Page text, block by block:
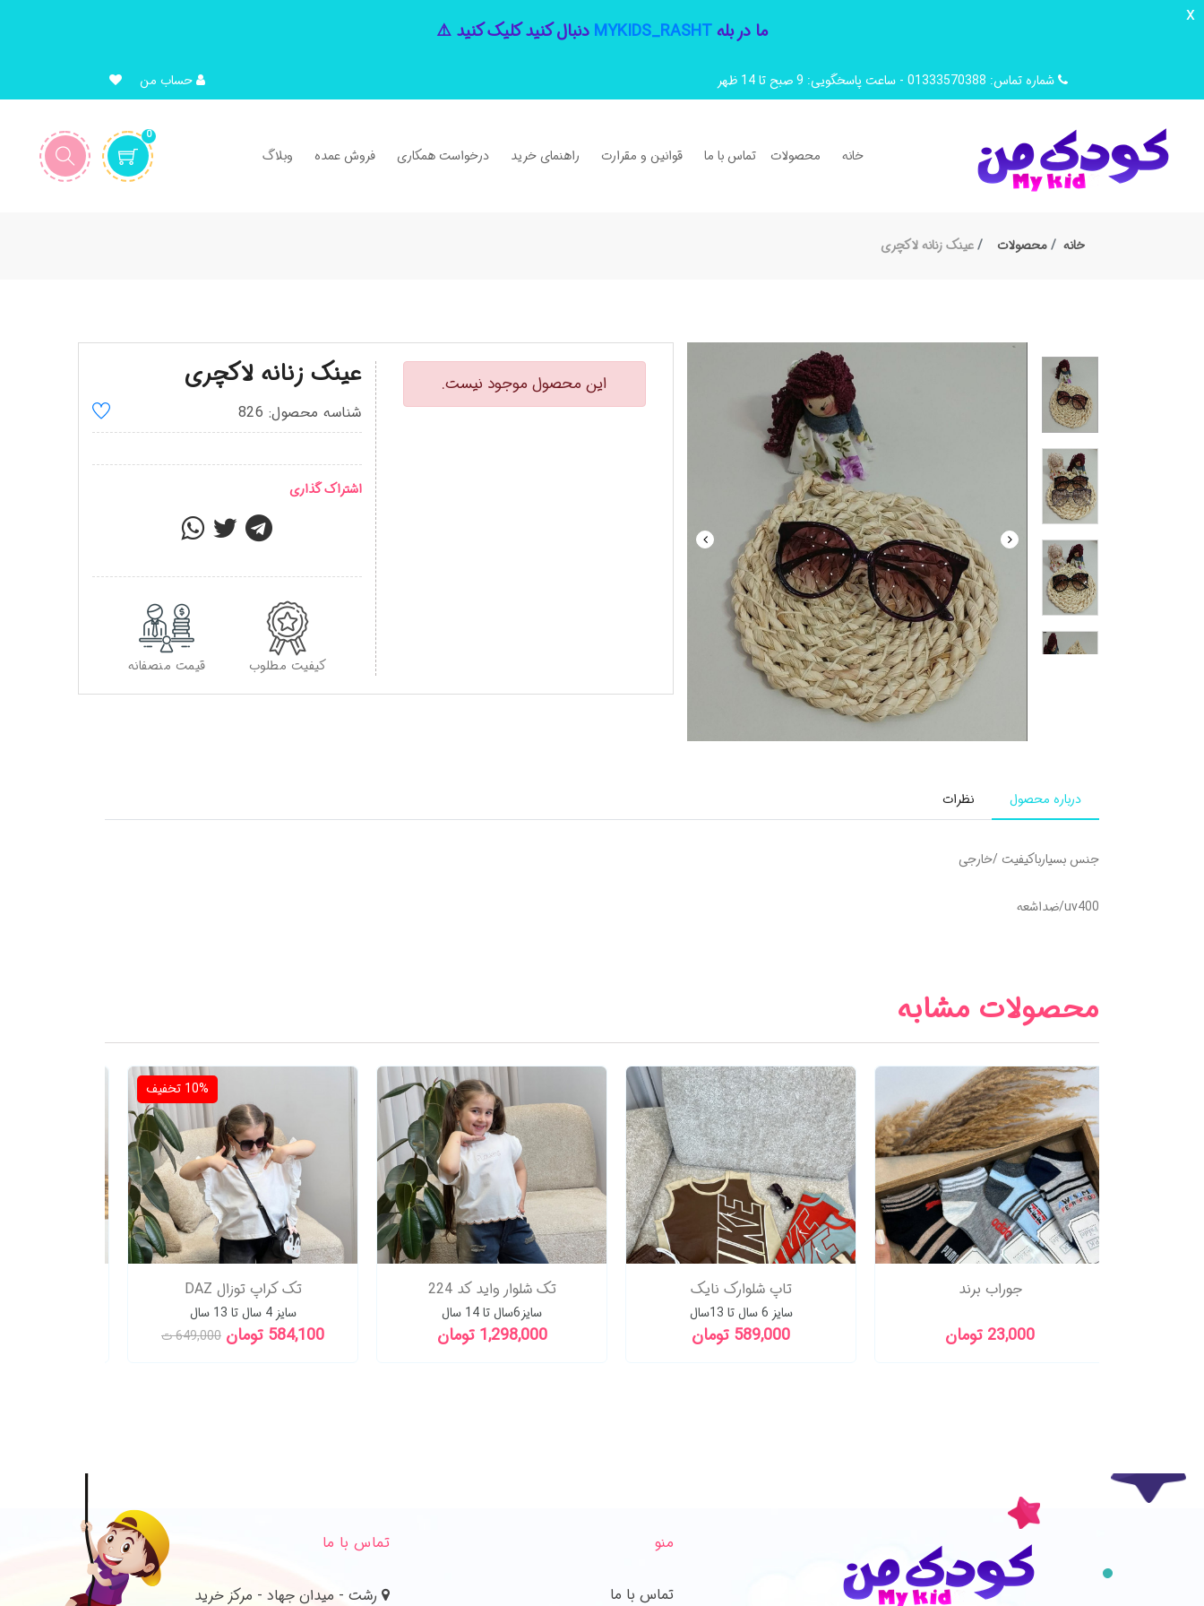
ما در بلهMYKIDS_RASHT دنبال کنید کلیک کنید ⚠️
x
حساب من شماره تماس: 01333570388 - ساعت پاسخگویی: 9 صبح تا 14 ظهر
0
خانه محصولات تماس با ما قوانین و مقرارت راهنمای خرید درخواست همکاری فروش عمده وبلاگ
خانه محصولات عینک زنانه لاکچری
این محصول موجود نیست. عینک زنانه لاکچری
شناسه محصول: 826
اشتراک گذاری
قیمت منصفانه کیفیت مطلوب
درباره محصول نظرات
جنس بسیارباکیفیت /خارجی
uv400/ضداشعه
محصولات مشابه
10% تخفیف
تک کراپ توزال DAZ
سایز 4 سال تا 13 سال
584,100 تومان 649,000 ت
تک شلوار واید کد 224
سایز6سال تا 14 سال
1,298,000 تومان
تاپ شلوارک نایک
سایز 6 سال تا 13سال
589,000 تومان
جوراب برند
23,000 تومان
منو
تماس با ما
تماس با ما
رشت - میدان جهاد - مرکز خرید